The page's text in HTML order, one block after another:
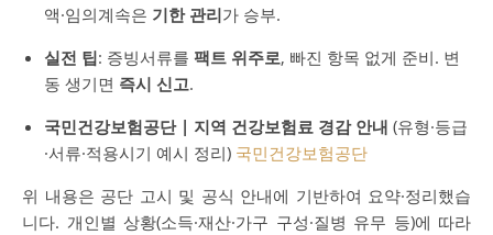
액·임의계속은 기한 관리가 승부.
실전 팁: 증빙서류를 팩트 위주로, 빠진 항목 없게 준비. 변
동 생기면 즉시 신고.
국민건강보험공단 | 지역 건강보험료 경감 안내 (유형·등급
·서류·적용시기 예시 정리) 국민건강보험공단
위 내용은 공단 고시 및 공식 안내에 기반하여 요약·정리했습
니다. 개인별 상황(소득·재산·가구 구성·질병 유무 등)에 따라